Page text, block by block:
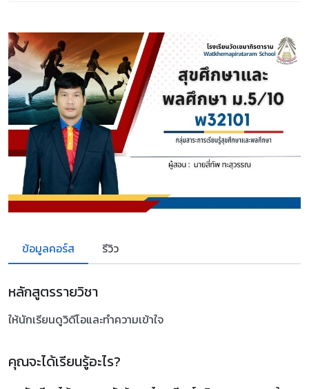
ข้อมูลคอร์ส รีวิว
หลักสูตรรายวิชา
ให้นักเรียนดูวิดีโอและทำความเข้าใจ
คุณจะได้เรียนรู้อะไร?